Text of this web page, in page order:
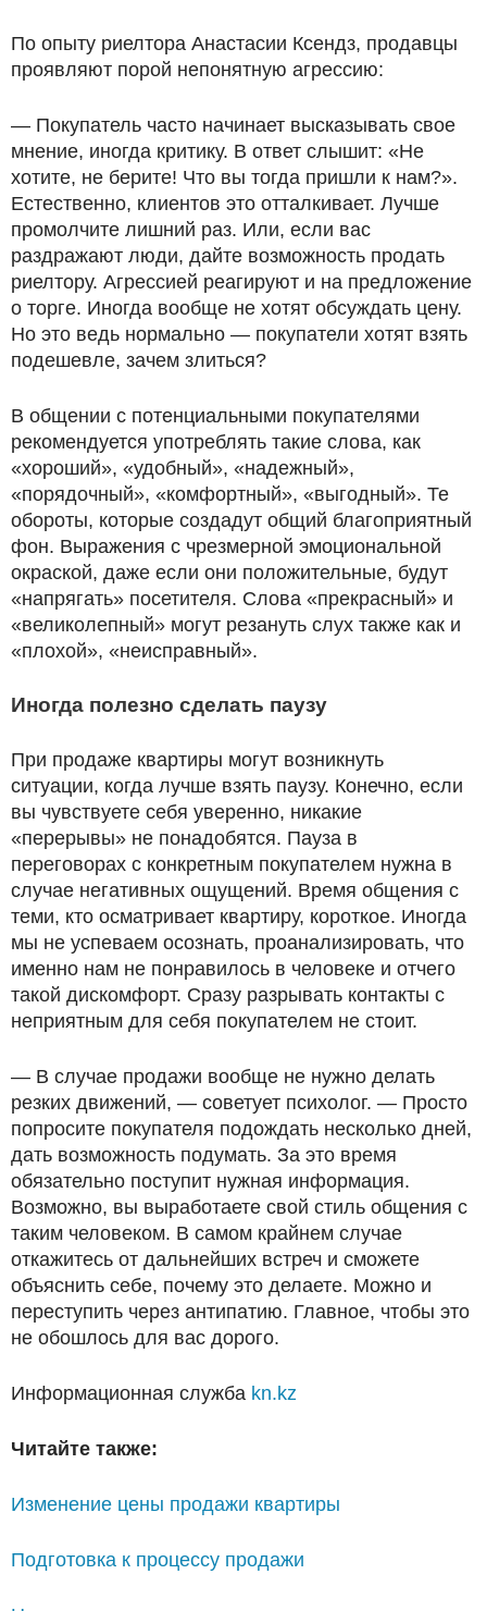
По опыту риелтора Анастасии Ксендз, продавцы
проявляют порой непонятную агрессию:
— Покупатель часто начинает высказывать свое
мнение, иногда критику. В ответ слышит: «Не
хотите, не берите! Что вы тогда пришли к нам?».
Естественно, клиентов это отталкивает. Лучше
промолчите лишний раз. Или, если вас
раздражают люди, дайте возможность продать
риелтору. Агрессией реагируют и на предложение
о торге. Иногда вообще не хотят обсуждать цену.
Но это ведь нормально — покупатели хотят взять
подешевле, зачем злиться?
В общении с потенциальными покупателями
рекомендуется употреблять такие слова, как
«хороший», «удобный», «надежный»,
«порядочный», «комфортный», «выгодный». Те
обороты, которые создадут общий благоприятный
фон. Выражения с чрезмерной эмоциональной
окраской, даже если они положительные, будут
«напрягать» посетителя. Слова «прекрасный» и
«великолепный» могут резануть слух также как и
«плохой», «неисправный».
Иногда полезно сделать паузу
При продаже квартиры могут возникнуть
ситуации, когда лучше взять паузу. Конечно, если
вы чувствуете себя уверенно, никакие
«перерывы» не понадобятся. Пауза в
переговорах с конкретным покупателем нужна в
случае негативных ощущений. Время общения с
теми, кто осматривает квартиру, короткое. Иногда
мы не успеваем осознать, проанализировать, что
именно нам не понравилось в человеке и отчего
такой дискомфорт. Сразу разрывать контакты с
неприятным для себя покупателем не стоит.
— В случае продажи вообще не нужно делать
резких движений, — советует психолог. — Просто
попросите покупателя подождать несколько дней,
дать возможность подумать. За это время
обязательно поступит нужная информация.
Возможно, вы выработаете свой стиль общения с
таким человеком. В самом крайнем случае
откажитесь от дальнейших встреч и сможете
объяснить себе, почему это делаете. Можно и
переступить через антипатию. Главное, чтобы это
не обошлось для вас дорого.
Информационная служба kn.kz
Читайте также:
Изменение цены продажи квартиры
Подготовка к процессу продажи